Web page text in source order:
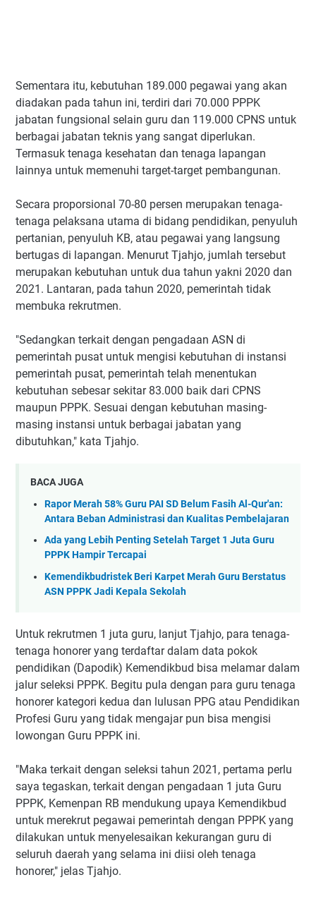
Sementara itu, kebutuhan 189.000 pegawai yang akan
diadakan pada tahun ini, terdiri dari 70.000 PPPK
jabatan fungsional selain guru dan 119.000 CPNS untuk
berbagai jabatan teknis yang sangat diperlukan.
Termasuk tenaga kesehatan dan tenaga lapangan
lainnya untuk memenuhi target-target pembangunan.
Secara proporsional 70-80 persen merupakan tenaga-
tenaga pelaksana utama di bidang pendidikan, penyuluh
pertanian, penyuluh KB, atau pegawai yang langsung
bertugas di lapangan. Menurut Tjahjo, jumlah tersebut
merupakan kebutuhan untuk dua tahun yakni 2020 dan
2021. Lantaran, pada tahun 2020, pemerintah tidak
membuka rekrutmen.
"Sedangkan terkait dengan pengadaan ASN di
pemerintah pusat untuk mengisi kebutuhan di instansi
pemerintah pusat, pemerintah telah menentukan
kebutuhan sebesar sekitar 83.000 baik dari CPNS
maupun PPPK. Sesuai dengan kebutuhan masing-
masing instansi untuk berbagai jabatan yang
dibutuhkan," kata Tjahjo.
BACA JUGA
Rapor Merah 58% Guru PAI SD Belum Fasih Al-Qur'an:
Antara Beban Administrasi dan Kualitas Pembelajaran
Ada yang Lebih Penting Setelah Target 1 Juta Guru
PPPK Hampir Tercapai
Kemendikbudristek Beri Karpet Merah Guru Berstatus
ASN PPPK Jadi Kepala Sekolah
Untuk rekrutmen 1 juta guru, lanjut Tjahjo, para tenaga-
tenaga honorer yang terdaftar dalam data pokok
pendidikan (Dapodik) Kemendikbud bisa melamar dalam
jalur seleksi PPPK. Begitu pula dengan para guru tenaga
honorer kategori kedua dan lulusan PPG atau Pendidikan
Profesi Guru yang tidak mengajar pun bisa mengisi
lowongan Guru PPPK ini.
"Maka terkait dengan seleksi tahun 2021, pertama perlu
saya tegaskan, terkait dengan pengadaan 1 juta Guru
PPPK, Kemenpan RB mendukung upaya Kemendikbud
untuk merekrut pegawai pemerintah dengan PPPK yang
dilakukan untuk menyelesaikan kekurangan guru di
seluruh daerah yang selama ini diisi oleh tenaga
honorer," jelas Tjahjo.